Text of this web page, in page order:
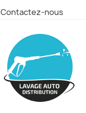
Contactez-nous